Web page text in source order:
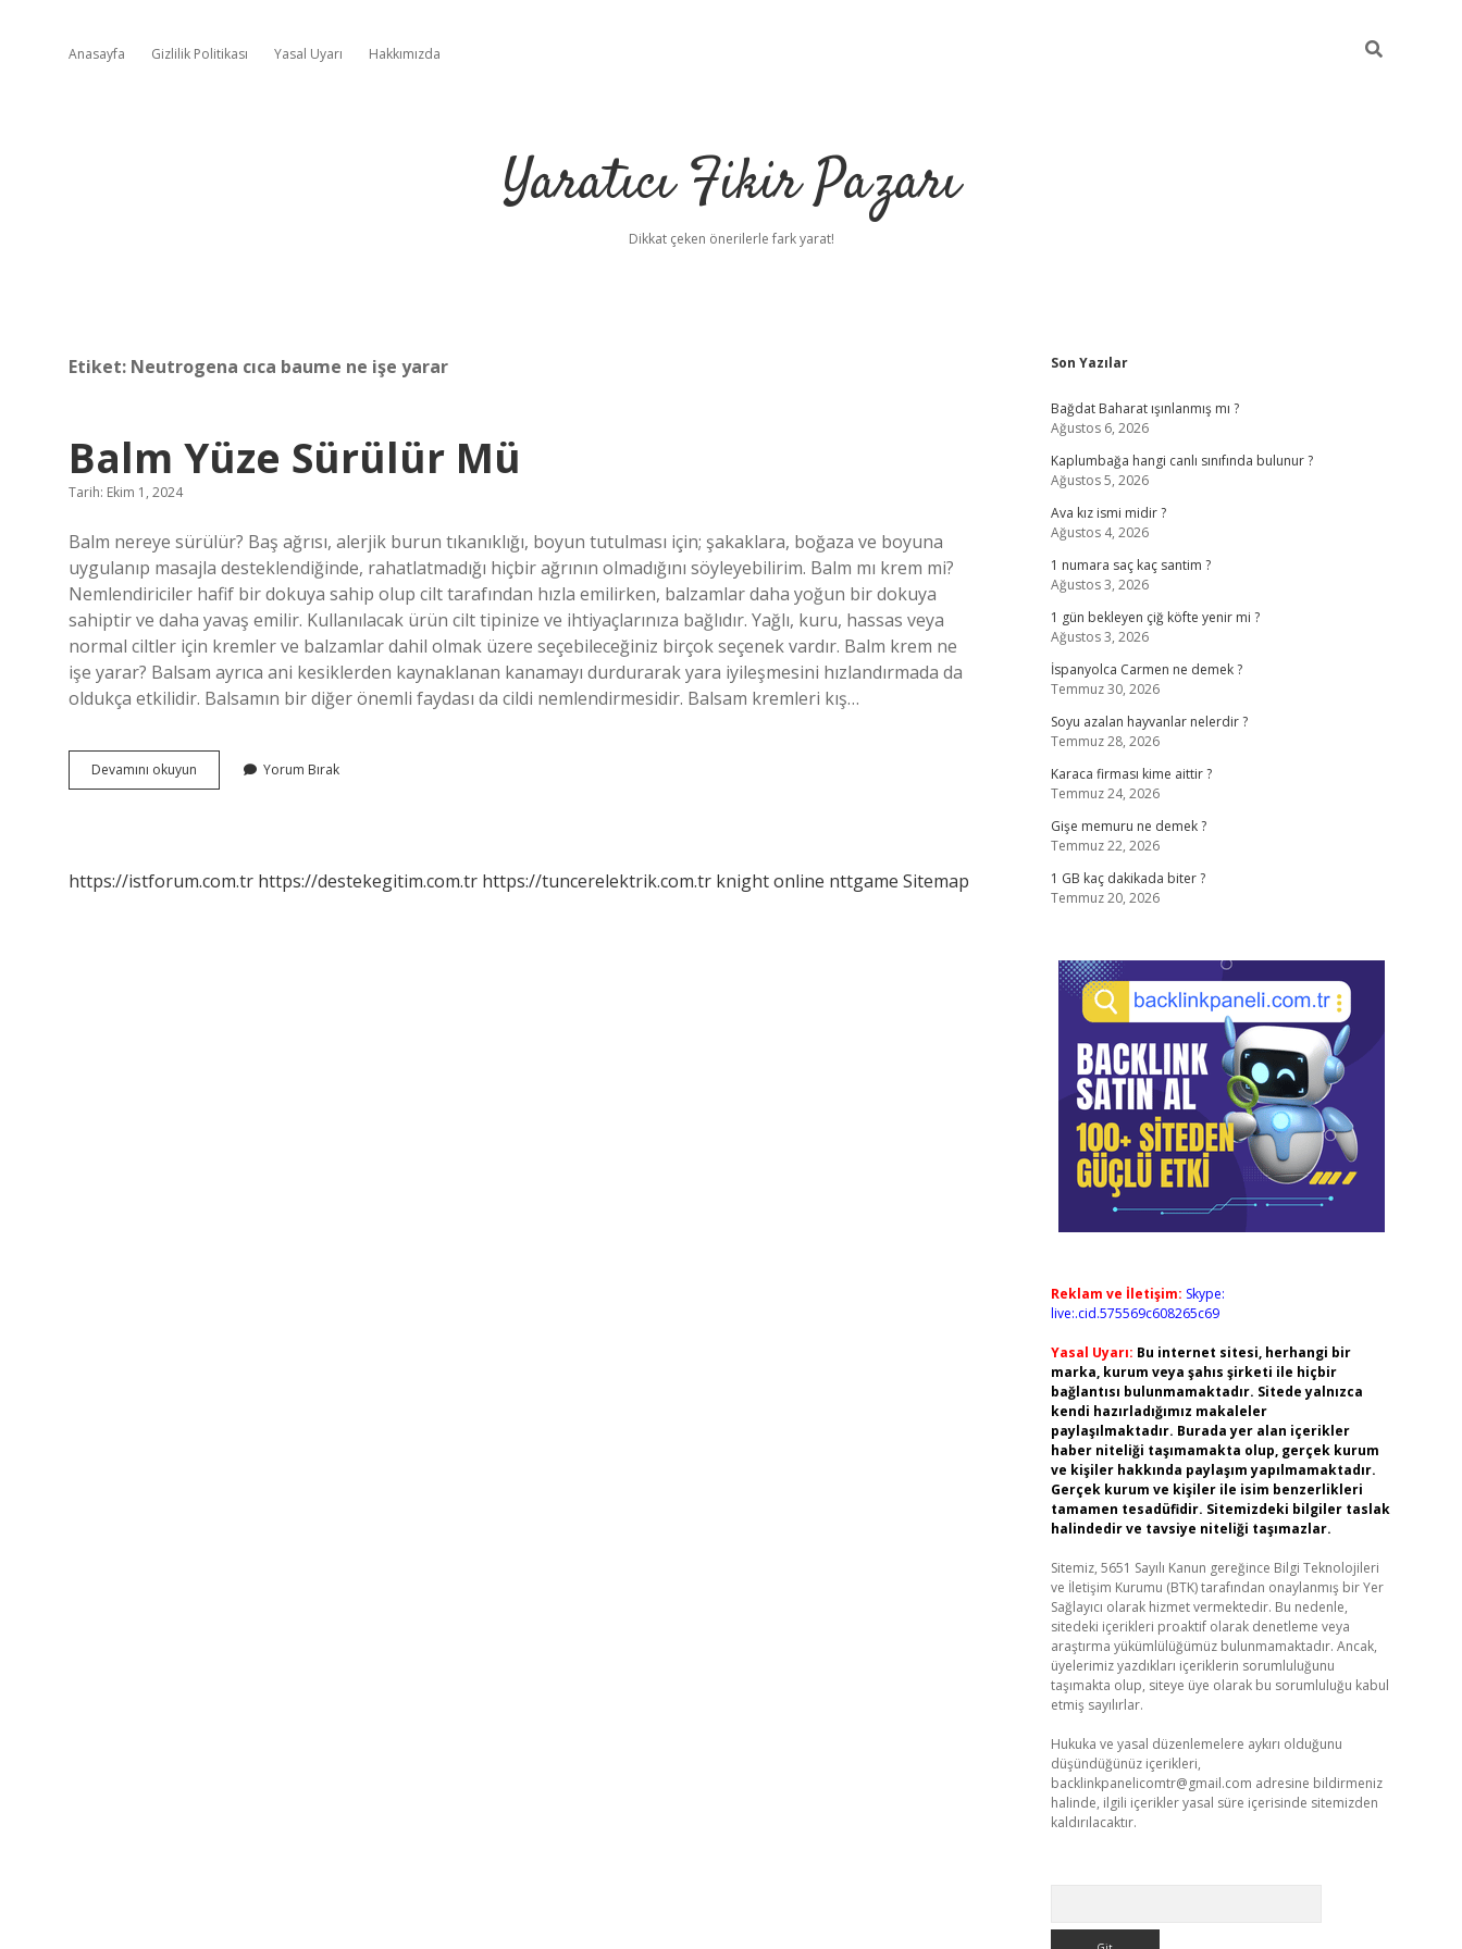
Anasayfa Gizlilik Politikası Yasal Uyarı Hakkımızda
Yaratıcı Fikir Pazarı
Dikkat çeken önerilerle fark yarat!
Etiket: Neutrogena cıca baume ne işe yarar
Balm Yüze Sürülür Mü
Tarih: Ekim 1, 2024
Balm nereye sürülür? Baş ağrısı, alerjik burun tıkanıklığı, boyun tutulması için; şakaklara, boğaza ve boyuna
uygulanıp masajla desteklendiğinde, rahatlatmadığı hiçbir ağrının olmadığını söyleyebilirim. Balm mı krem mi?
Nemlendiriciler hafif bir dokuya sahip olup cilt tarafından hızla emilirken, balzamlar daha yoğun bir dokuya
sahiptir ve daha yavaş emilir. Kullanılacak ürün cilt tipinize ve ihtiyaçlarınıza bağlıdır. Yağlı, kuru, hassas veya
normal ciltler için kremler ve balzamlar dahil olmak üzere seçebileceğiniz birçok seçenek vardır. Balm krem ne
işe yarar? Balsam ayrıca ani kesiklerden kaynaklanan kanamayı durdurarak yara iyileşmesini hızlandırmada da
oldukça etkilidir. Balsamın bir diğer önemli faydası da cildi nemlendirmesidir. Balsam kremleri kış…
Devamını okuyun
Yüze
Yorum Bırak
https://istforum.com.tr https://destekegitim.com.tr https://tuncerelektrik.com.tr knight online nttgame Sitemap
Sidebar
Son Yazılar
Bağdat Baharat ışınlanmış mı ?
Ağustos 6, 2026
Kaplumbağa hangi canlı sınıfında bulunur ?
Ağustos 5, 2026
Ava kız ismi midir ?
Ağustos 4, 2026
1 numara saç kaç santim ?
Ağustos 3, 2026
1 gün bekleyen çiğ köfte yenir mi ?
Ağustos 3, 2026
İspanyolca Carmen ne demek ?
Temmuz 30, 2026
Soyu azalan hayvanlar nelerdir ?
Temmuz 28, 2026
Karaca firması kime aittir ?
Temmuz 24, 2026
Gişe memuru ne demek ?
Temmuz 22, 2026
1 GB kaç dakikada biter ?
Temmuz 20, 2026
Reklam ve İletişim: Skype:
live:.cid.575569c608265c69
Yasal Uyarı: Bu internet sitesi, herhangi bir
marka, kurum veya şahıs şirketi ile hiçbir
bağlantısı bulunmamaktadır. Sitede yalnızca
kendi hazırladığımız makaleler
paylaşılmaktadır. Burada yer alan içerikler
haber niteliği taşımamakta olup, gerçek kurum
ve kişiler hakkında paylaşım yapılmamaktadır.
Gerçek kurum ve kişiler ile isim benzerlikleri
tamamen tesadüfidir. Sitemizdeki bilgiler taslak
halindedir ve tavsiye niteliği taşımazlar.
Sitemiz, 5651 Sayılı Kanun gereğince Bilgi Teknolojileri
ve İletişim Kurumu (BTK) tarafından onaylanmış bir Yer
Sağlayıcı olarak hizmet vermektedir. Bu nedenle,
sitedeki içerikleri proaktif olarak denetleme veya
araştırma yükümlülüğümüz bulunmamaktadır. Ancak,
üyelerimiz yazdıkları içeriklerin sorumluluğunu
taşımakta olup, siteye üye olarak bu sorumluluğu kabul
etmiş sayılırlar.
Hukuka ve yasal düzenlemelere aykırı olduğunu
düşündüğünüz içerikleri,
backlinkpanelicomtr@gmail.com adresine bildirmeniz
halinde, ilgili içerikler yasal süre içerisinde sitemizden
kaldırılacaktır.
grandoperabet giriş